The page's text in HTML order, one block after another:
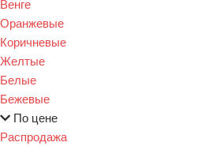
Венге
Оранжевые
Коричневые
Желтые
Белые
Бежевые
По цене
Распродажа